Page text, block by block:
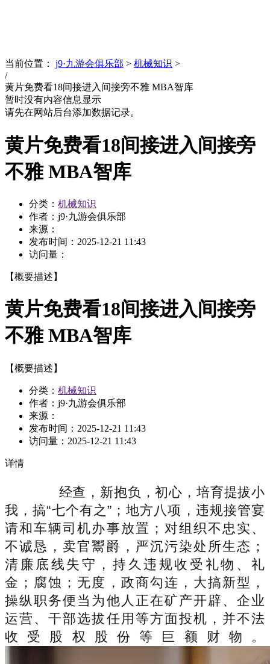
当前位置： j9·九游会俱乐部 > 机械知识 >
/
黄片免费看18间接进入间接旁不雅 MBA智库
暂时没有内容信息显示
请先在网站后台添加数据记录。
黄片免费看18间接进入间接旁
不雅 MBA智库
分类： 机械知识
作者：j9·九游会俱乐部
来源：
发布时间： 2025-12-21 11:43
访问量：
【概要描述】
黄片免费看18间接进入间接旁
不雅 MBA智库
【概要描述】
分类： 机械知识
作者：j9·九游会俱乐部
来源：
发布时间： 2025-12-21 11:43
访问量： 2025-12-21 11:43
详情
经查，新抱负，初心，培育提拔小
我，搞“七个有之”；地方八项，违规接管宴
请和车辆司机办事放置；对组织不忠实、
不诚恳，卖官鬻爵，严沉污染处所生态；
清廉底线失守，持久违规收受礼物、礼
金；腐蚀；无度，政商勾连，大搞新型，
操纵职务便当为他人正在矿产开辟、企业
运营、干部选拔任用等方面投机，并不法
收受股权股份等巨额财物。